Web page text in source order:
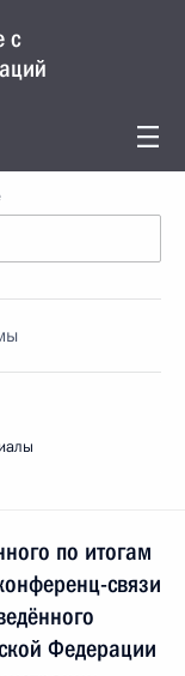
с
по итогам
связи
Федерации